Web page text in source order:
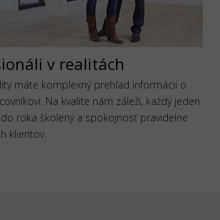
v realitách
máte komplexný prehľad informácii o
Na kvalite nám záleží, každý jeden
roka školený a spokojnosť pravidelne
klientov.